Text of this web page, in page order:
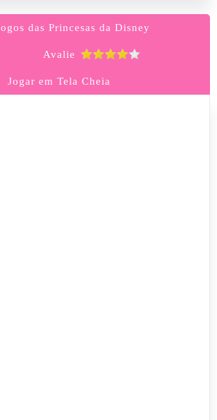
das Princesas da Disney
Avalie
Jogar em Tela Cheia